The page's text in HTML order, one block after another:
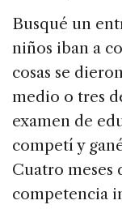
Busqué un
niños iban a
cosas se
medio o tres
examen de
competí y
Cuatro meses
competencia